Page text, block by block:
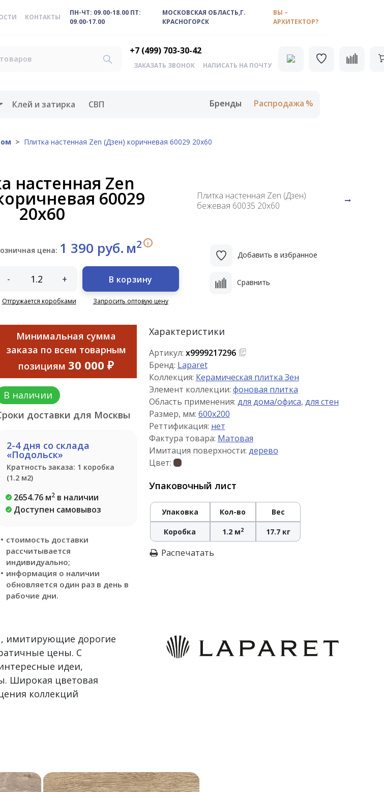
КОНТАКТЫ
ПН-ЧТ: 09.00-18.00 ПТ:
09.00-17.00
МОСКОВСКАЯ ОБЛАСТЬ,Г.
КРАСНОГОРСК
ВЫ –
АРХИТЕКТОР?
+7 (499) 703-30-42
ЗАКАЗАТЬ ЗВОНОК НАПИСАТЬ НА ПОЧТУ
меню
Клей и затирка СВП Бренды Распродажа
Плитка настенная Zen (Дзен) коричневая 60029 20х60
настенная Zen
60029
20х60
Плитка настенная Zen (Дзен)
бежевая 60035 20х60
цена: 1 390 руб. м2 i
- +
Отгружается коробками
В корзину
Запросить оптовую цену
Добавить в избранное
Сравнить
Минимальная сумма
заказа по всем товарным
позициям 30 000 ₽
В наличии
доставки для Москвы
2-4 дня со склада
«Подольск»
Кратность заказа: 1 коробка
(1.2 м2)
2654.76 м2в наличии
Доступен самовывоз
стоимость доставки
рассчитывается
индивидуально;
информация о наличии
обновляется один раз в день в
рабочие дни.
Характеристики
Артикул: х9999217296
Бренд: Laparet
Коллекция: Керамическая плитка Зен
Элемент коллекции: фоновая плитка
Область применения: для дома/офиса, для стен
Размер, мм: 600x200
Реттификация: нет
Фактура товара: Матовая
Имитация поверхности: дерево
Цвет:
Упаковочный лист
Упаковка Кол-во Вес
Коробка 1.2 м2 17.7 кг
Распечатать
имитирующие дорогие
цены. С
идеи,
Широкая цветовая
коллекций